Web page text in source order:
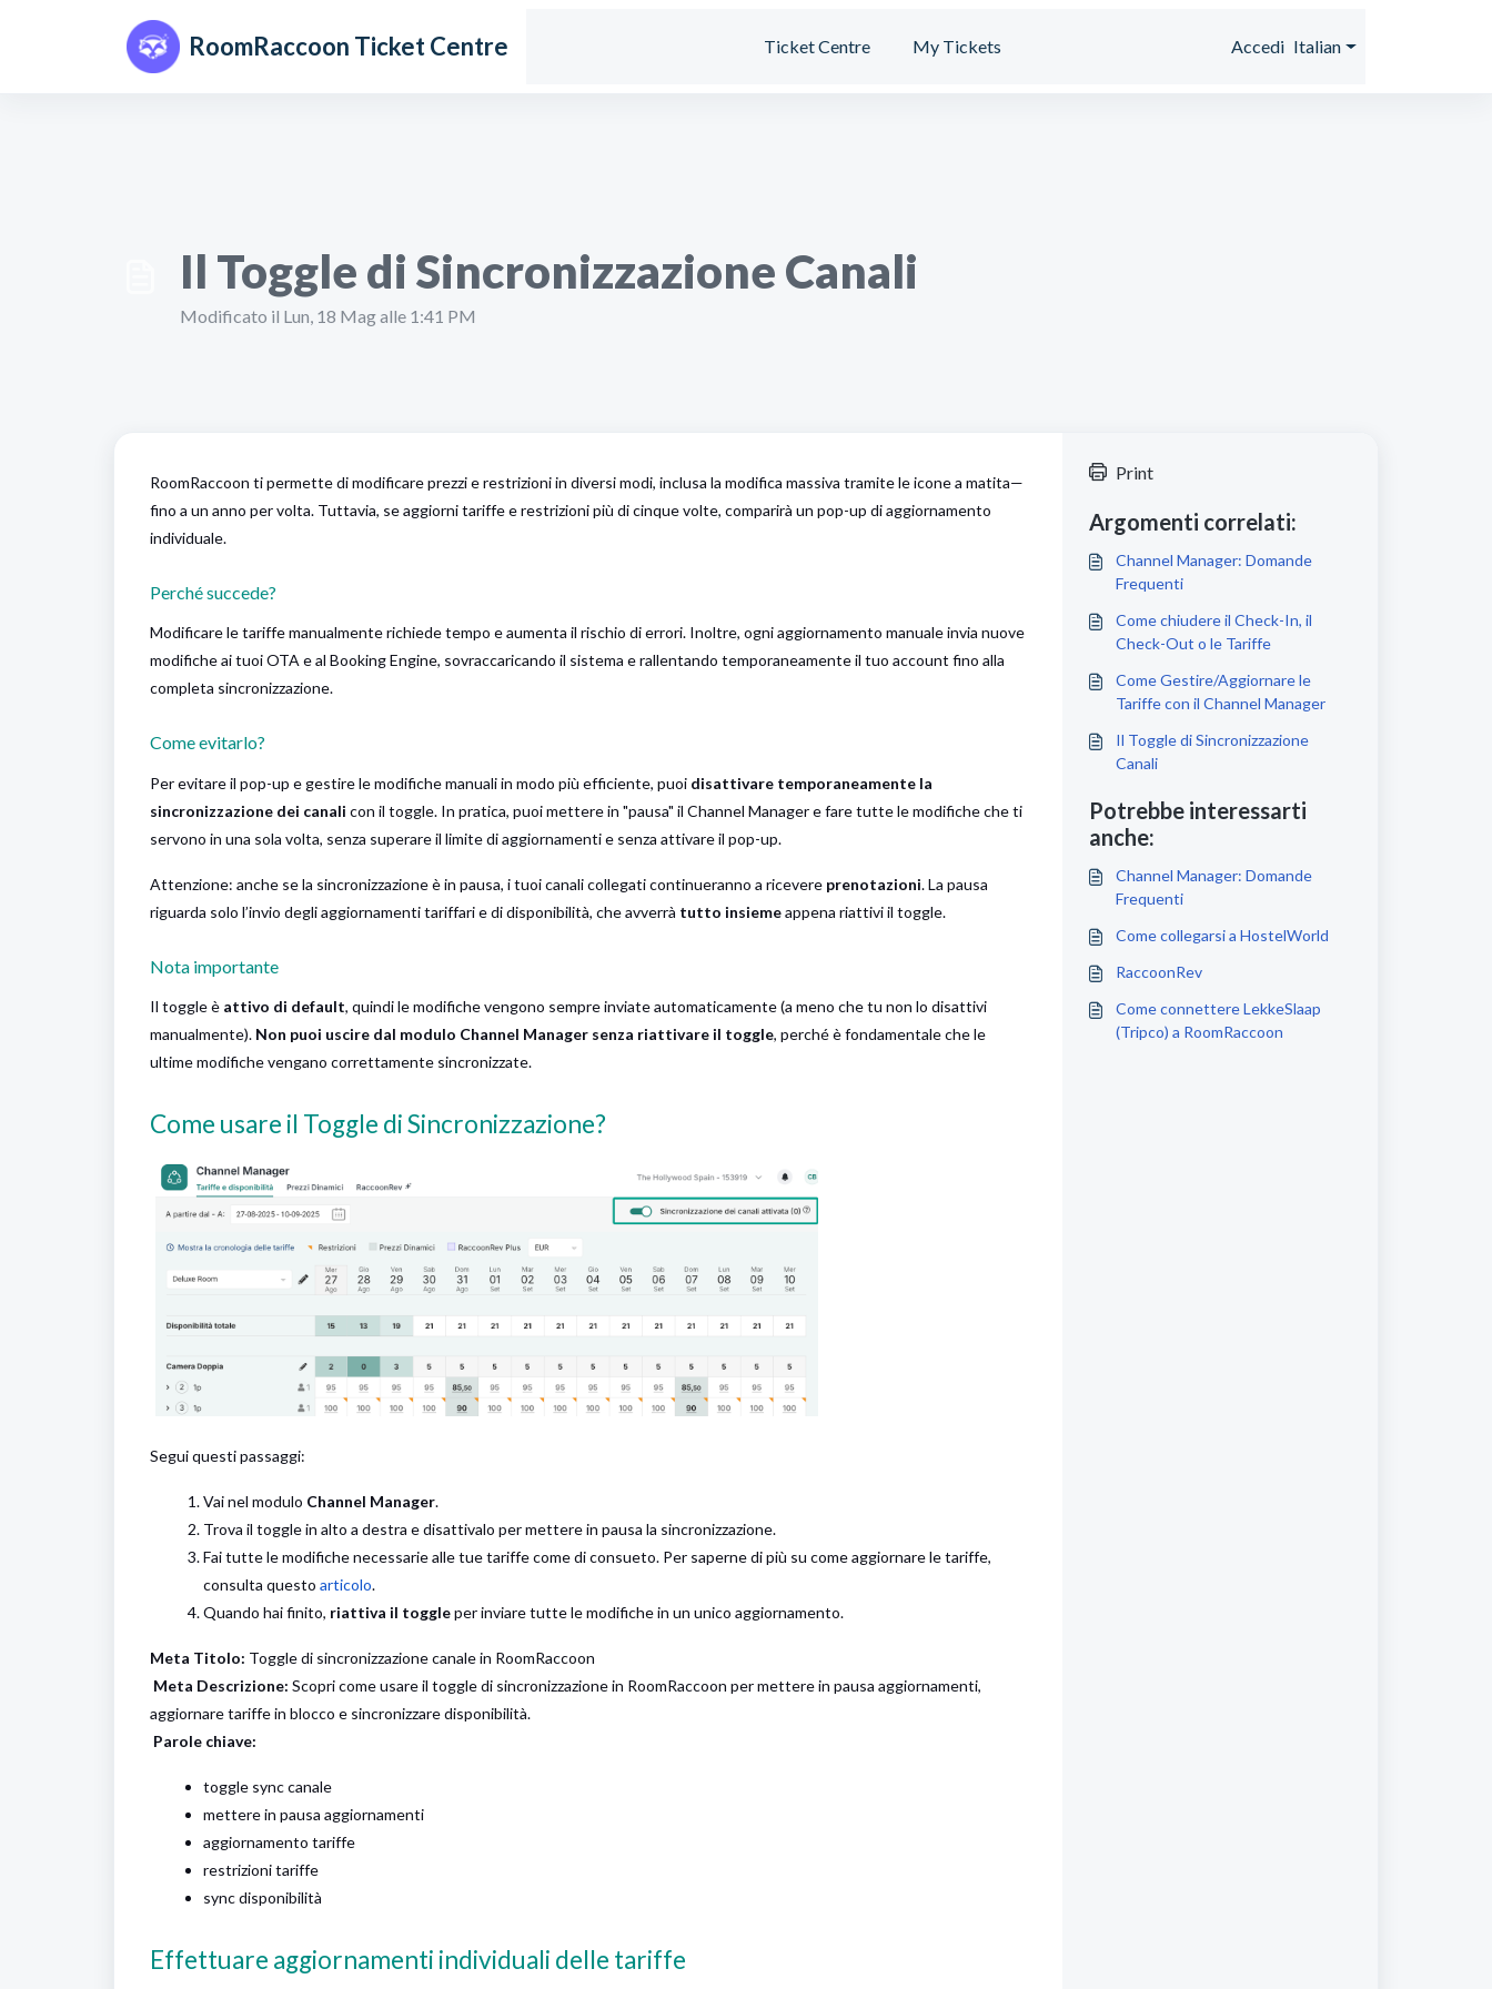
RoomRaccoon Ticket Centre Ticket Centre My Tickets Accedi Italian
Il Toggle di Sincronizzazione Canali
Modificato il Lun, 18 Mag alle 1:41 PM
RoomRaccoon ti permette di modificare prezzi e restrizioni in diversi modi, inclusa la modifica massiva tramite le icone a matita—
fino a un anno per volta. Tuttavia, se aggiorni tariffe e restrizioni più di cinque volte, comparirà un pop-up di aggiornamento
individuale.
Perché succede?
Modificare le tariffe manualmente richiede tempo e aumenta il rischio di errori. Inoltre, ogni aggiornamento manuale invia nuove
modifiche ai tuoi OTA e al Booking Engine, sovraccaricando il sistema e rallentando temporaneamente il tuo account fino alla
completa sincronizzazione.
Come evitarlo?
Per evitare il pop-up e gestire le modifiche manuali in modo più efficiente, puoi disattivare temporaneamente la
sincronizzazione dei canali con il toggle. In pratica, puoi mettere in "pausa" il Channel Manager e fare tutte le modifiche che ti
servono in una sola volta, senza superare il limite di aggiornamenti e senza attivare il pop-up.
Attenzione: anche se la sincronizzazione è in pausa, i tuoi canali collegati continueranno a ricevere prenotazioni. La pausa
riguarda solo l’invio degli aggiornamenti tariffari e di disponibilità, che avverrà tutto insiemeappena riattivi il toggle.
Nota importante
Il toggle è attivo di default, quindi le modifiche vengono sempre inviate automaticamente (a meno che tu non lo disattivi
manualmente). Non puoi uscire dal modulo Channel Manager senza riattivare il toggle, perché è fondamentale che le
ultime modifiche vengano correttamente sincronizzate.
Come usare il Toggle di Sincronizzazione?
Segui questi passaggi:
Vai nel modulo Channel Manager.
Trova il toggle in alto a destra e disattivalo per mettere in pausa la sincronizzazione.
Fai tutte le modifiche necessarie alle tue tariffe come di consueto. Per saperne di più su come aggiornare le tariffe,
consulta questo articolo.
Quando hai finito, riattiva il toggleper inviare tutte le modifiche in un unico aggiornamento.
Meta Titolo: Toggle di sincronizzazione canale in RoomRaccoon
Meta Descrizione: Scopri come usare il toggle di sincronizzazione in RoomRaccoon per mettere in pausa aggiornamenti,
aggiornare tariffe in blocco e sincronizzare disponibilità.
Parole chiave:
toggle sync canale
mettere in pausa aggiornamenti
aggiornamento tariffe
restrizioni tariffe
sync disponibilità
Effettuare aggiornamenti individuali delle tariffe
Print
Argomenti correlati:
Channel Manager: Domande
Frequenti
Come chiudere il Check-In, il
Check-Out o le Tariffe
Come Gestire/Aggiornare le
Tariffe con il Channel Manager
Il Toggle di Sincronizzazione
Canali
Potrebbe interessarti
anche:
Channel Manager: Domande
Frequenti
Come collegarsi a HostelWorld
RaccoonRev
Come connettere LekkeSlaap
(Tripco) a RoomRaccoon